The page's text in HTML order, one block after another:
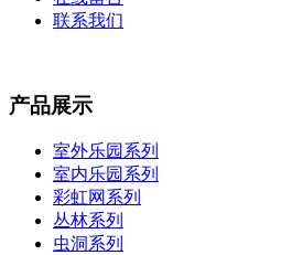
联系我们
产品展示
室外乐园系列
室内乐园系列
彩虹网系列
丛林系列
虫洞系列